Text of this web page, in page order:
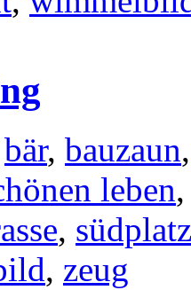
bär, bauzaun
leben
, südplatz
, zeug